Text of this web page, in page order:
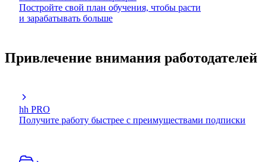
Постройте свой план обучения, чтобы расти
и зарабатывать больше
Привлечение внимания работодателей
hh PRO
Получите работу быстрее с преимуществами подписки